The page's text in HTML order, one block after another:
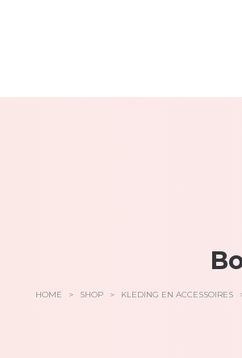
HOME > SHOP > KLEDING EN ACCESSOIRES